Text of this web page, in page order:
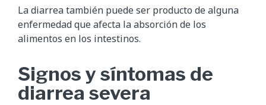
La diarrea también puede ser producto de alguna
enfermedad que afecta la absorción de los
alimentos en los intestinos.
Signos y síntomas de
diarrea severa